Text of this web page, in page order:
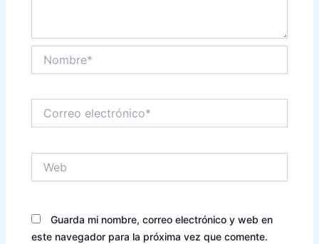
electrónico*
Guarda mi nombre, correo electrónico y web en
este navegador para la próxima vez que comente.